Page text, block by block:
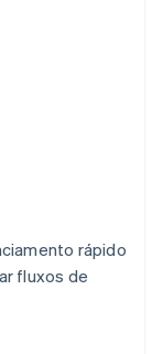
rápido
fluxos de